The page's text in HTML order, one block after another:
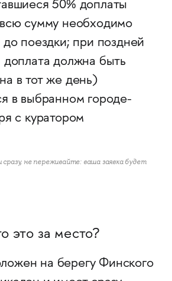
50% доплаты
сумму необходимо
поездки; при поздней
доплата должна быть
в тот же день)
в выбранном городе-
с куратором
не переживайте: ваша заявка будет
это за место?
на берегу Финского